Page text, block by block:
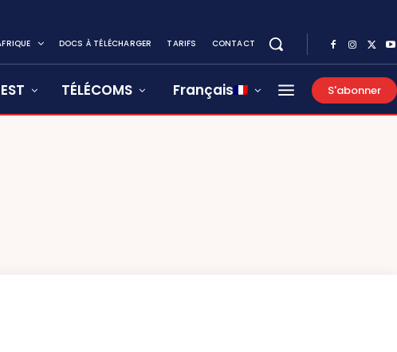
DOCS À TÉLÉCHARGER TARIFS CONTACT
TÉLÉCOMS Français S'abonner